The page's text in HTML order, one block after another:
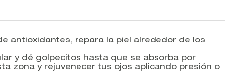
antioxidantes, repara la piel alrededor de los
y dé golpecitos hasta que se absorba por
zona y rejuvenecer tus ojos aplicando presión o